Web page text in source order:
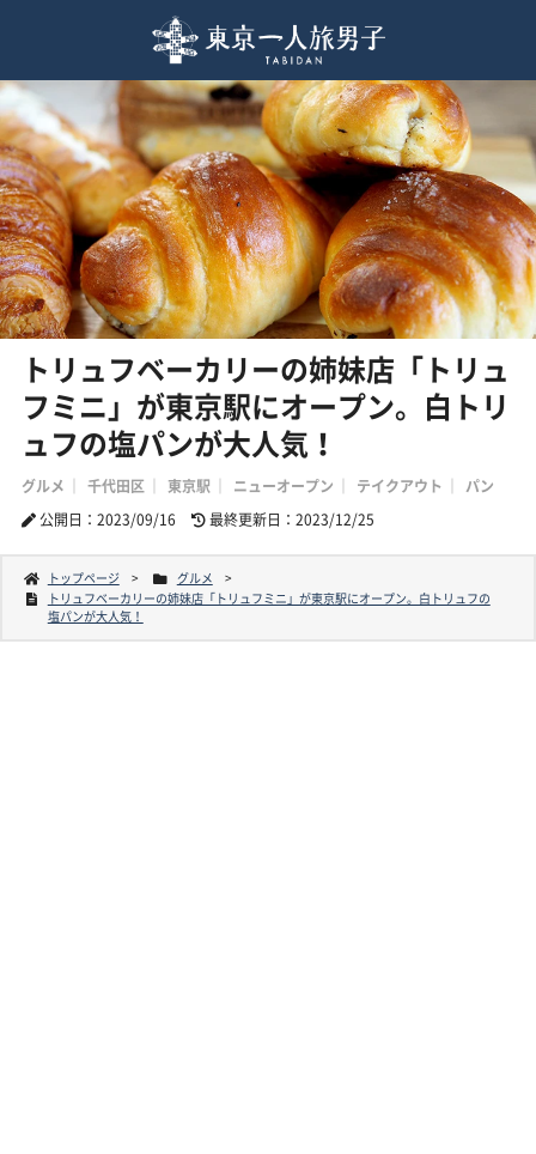
トリュフベーカリーの姉妹店「トリュ
フミニ」が東京駅にオープン。白トリ
ュフの塩パンが大人気！
グルメ 千代田区 東京駅 ニューオープン テイクアウト
パン
公開日：2023/09/16
最終更新日：2023/12/25
トップページ
グルメ
トリュフベーカリーの姉妹店「トリュフミニ」が東京駅にオープン。白トリュフの
塩パンが大人気！